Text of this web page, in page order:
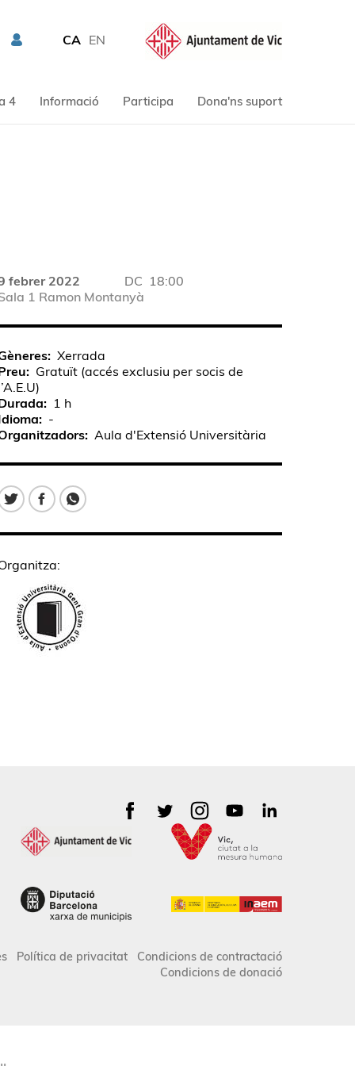
CA EN
4 Informació Participa Dona'ns suport
febrer 2022 DC 18:00
1 Ramon Montanyà
Xerrada
Gratuït (accés exclusiu per socis de
1 h
-
Aula d'Extensió Universitària
Política de privacitat
Condicions de contractació
Condicions de donació